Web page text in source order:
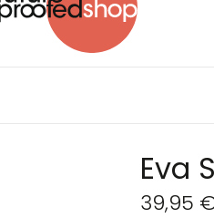
Eva
39,95